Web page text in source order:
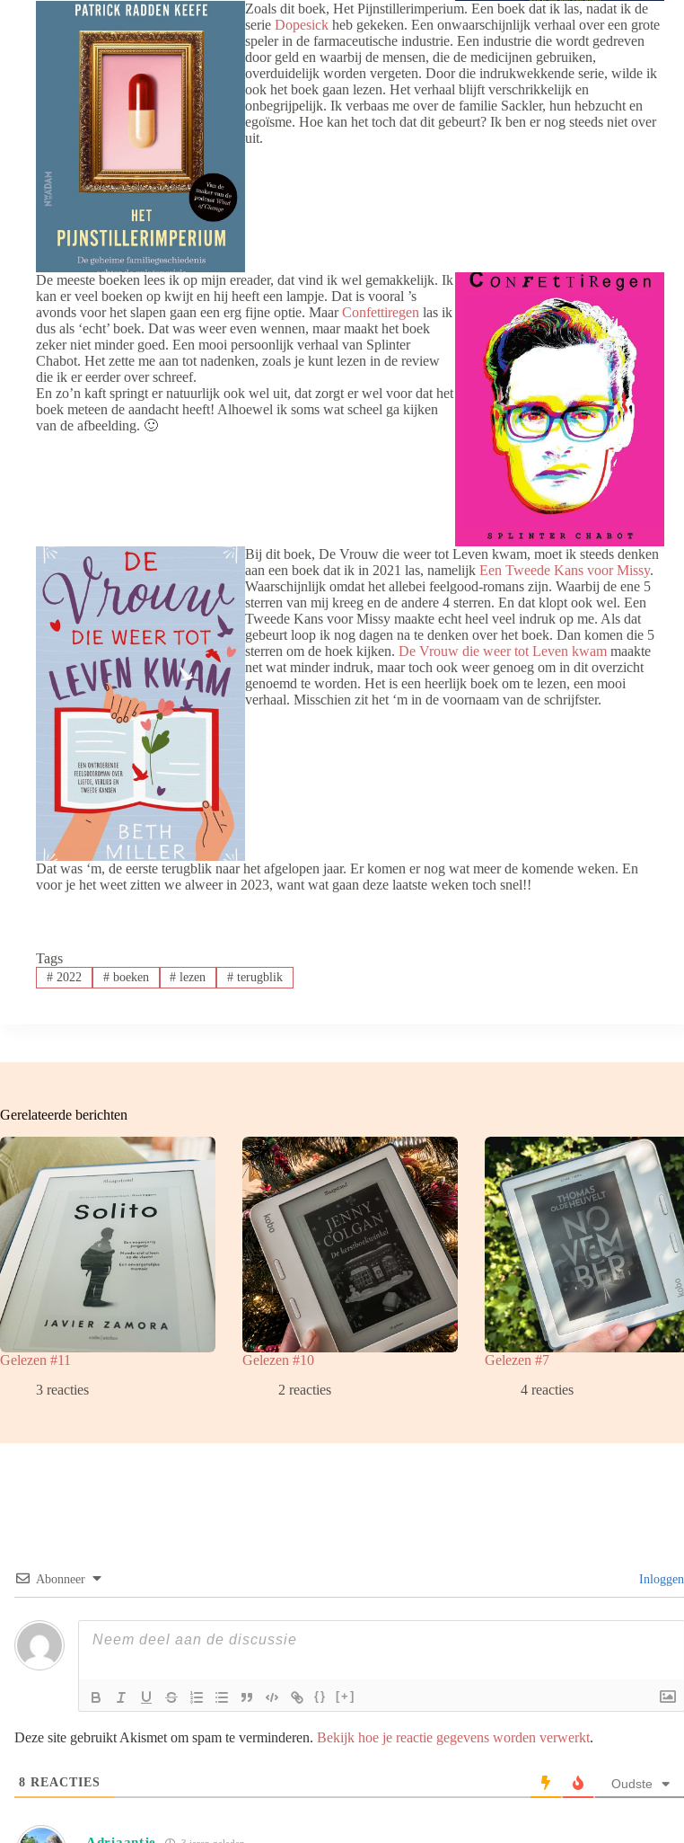
Zoals dit boek, Het Pijnstillerimperium. Een boek dat ik las, nadat ik de
serieDopesick heb gekeken. Een onwaarschijnlijk verhaal over een grote
speler in de farmaceutische industrie. Een industrie die wordt gedreven
door geld en waarbij de mensen, die de medicijnen gebruiken,
overduidelijk worden vergeten. Door die indrukwekkende serie, wilde ik
ook het boek gaan lezen. Het verhaal blijft verschrikkelijk en
onbegrijpelijk. Ik verbaas me over de familie Sackler, hun hebzucht en
egoïsme. Hoe kan het toch dat dit gebeurt? Ik ben er nog steeds niet over
uit.
De meeste boeken lees ik op mijn ereader, dat vind ik wel gemakkelijk. Ik
kan er veel boeken op kwijt en hij heeft een lampje. Dat is vooral ’s
avonds voor het slapen gaan een erg fijne optie. MaarConfettiregen las ik
dus als ‘echt’ boek. Dat was weer even wennen, maar maakt het boek
zeker niet minder goed. Een mooi persoonlijk verhaal van Splinter
Chabot. Het zette me aan tot nadenken, zoals je kunt lezen in de review
die ik er eerder over schreef.
En zo’n kaft springt er natuurlijk ook wel uit, dat zorgt er wel voor dat het
boek meteen de aandacht heeft! Alhoewel ik soms wat scheel ga kijken
van de afbeelding. 🙂
Bij dit boek, De Vrouw die weer tot Leven kwam, moet ik steeds denken
aan een boek dat ik in 2021 las, namelijkEen Tweede Kans voor Missy.
Waarschijnlijk omdat het allebei feelgood-romans zijn. Waarbij de ene 5
sterren van mij kreeg en de andere 4 sterren. En dat klopt ook wel. Een
Tweede Kans voor Missy maakte echt heel veel indruk op me. Als dat
gebeurt loop ik nog dagen na te denken over het boek. Dan komen die 5
sterren om de hoek kijken.De Vrouw die weer tot Leven kwam maakte
net wat minder indruk, maar toch ook weer genoeg om in dit overzicht
genoemd te worden. Het is een heerlijk boek om te lezen, een mooi
verhaal. Misschien zit het ‘m in de voornaam van de schrijfster.
Dat was ‘m, de eerste terugblik naar het afgelopen jaar. Er komen er nog wat meer de komende weken. En
voor je het weet zitten we alweer in 2023, want wat gaan deze laatste weken toch snel!!
Tags
#2022 #boeken # lezen # terugblik
Gerelateerde berichten
Gelezen #11
3 reacties
Gelezen #10
2 reacties
Gelezen #7
4 reacties
Abonneer Inloggen
{} [+]
Deze site gebruikt Akismet om spam te verminderen. Bekijk hoe je reactie gegevens worden verwerkt.
8 REACTIES Oudste